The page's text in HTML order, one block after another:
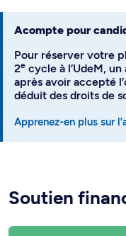
Acompte pour
Pour réserver votre
2e cycle à l’UdeM,
après avoir accepté
déduit des droits de
Apprenez-en plus sur
Soutien